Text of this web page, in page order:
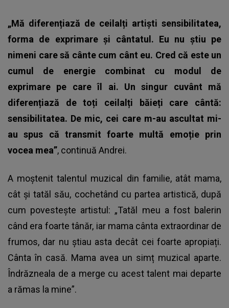
„Mă diferențiază de ceilalți artiști sensibilitatea,
forma de exprimare și cântatul. Eu nu știu pe
nimeni care să cânte cum cânt eu. Cred că este un
cumul de energie combinat cu modul de
exprimare pe care îl ai. Un singur cuvânt mă
diferențiază de toți ceilalți băieți care cântă:
sensibilitatea. De mic, cei care m-au ascultat mi-
au spus că transmit foarte multă emoție prin
vocea mea”, continuă Andrei.
A moștenit talentul muzical din familie, atât mama,
cât și tatăl său, cochetând cu partea artistică, după
cum povestește artistul: „Tatăl meu a fost balerin
când era foarte tânăr, iar mama cânta extraordinar de
frumos, dar nu știau asta decât cei foarte apropiați.
Cânta în casă. Mama avea un simț muzical aparte.
Îndrăzneala de a merge cu acest talent mai departe
a rămas la mine”.